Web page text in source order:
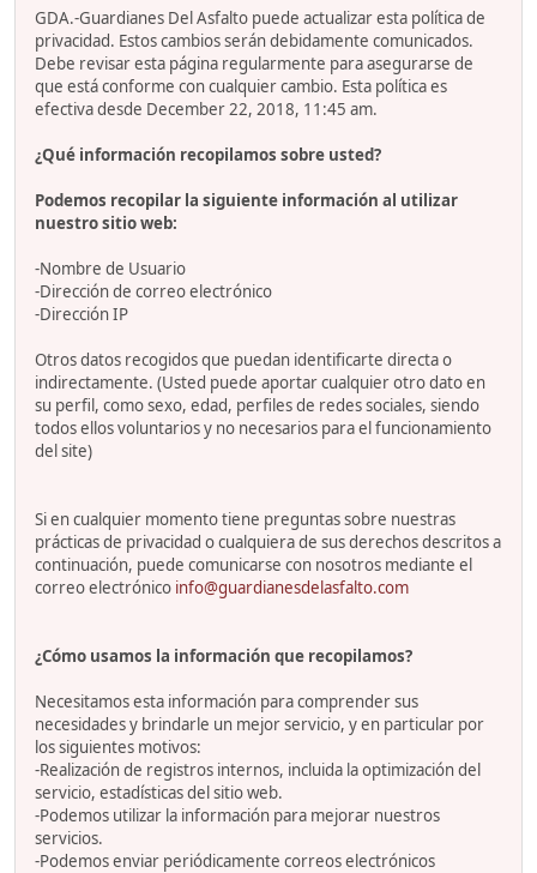
GDA.-Guardianes Del Asfalto puede actualizar esta política de
privacidad. Estos cambios serán debidamente comunicados.
Debe revisar esta página regularmente para asegurarse de
que está conforme con cualquier cambio. Esta política es
efectiva desde December 22, 2018, 11:45 am.
¿Qué información recopilamos sobre usted?
Podemos recopilar la siguiente información al utilizar
nuestro sitio web:
-Nombre de Usuario
-Dirección de correo electrónico
-Dirección IP
Otros datos recogidos que puedan identificarte directa o
indirectamente. (Usted puede aportar cualquier otro dato en
su perfil, como sexo, edad, perfiles de redes sociales, siendo
todos ellos voluntarios y no necesarios para el funcionamiento
del site)
Si en cualquier momento tiene preguntas sobre nuestras
prácticas de privacidad o cualquiera de sus derechos descritos a
continuación, puede comunicarse con nosotros mediante el
correo electrónico info@guardianesdelasfalto.com
¿Cómo usamos la información que recopilamos?
Necesitamos esta información para comprender sus
necesidades y brindarle un mejor servicio, y en particular por
los siguientes motivos:
-Realización de registros internos, incluida la optimización del
servicio, estadísticas del sitio web.
-Podemos utilizar la información para mejorar nuestros
servicios.
-Podemos enviar periódicamente correos electrónicos